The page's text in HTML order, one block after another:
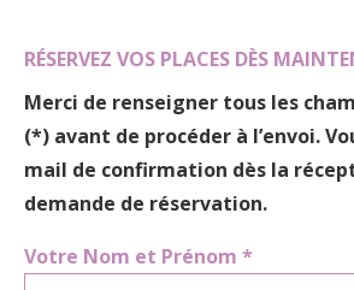
RÉSERVEZ VOS PLACES DÈS
Merci de renseigner tous les
(*) avant de procéder à l’envoi.
mail de confirmation dès la
demande de réservation.
Votre Nom et Prénom *